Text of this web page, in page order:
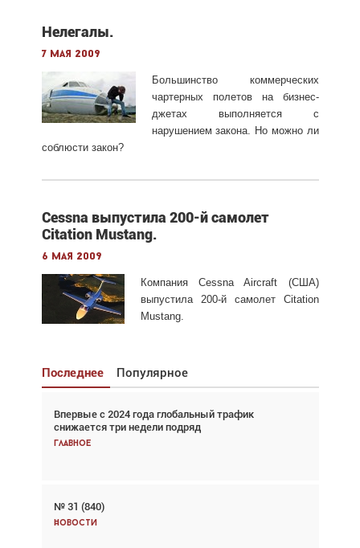
Нелегалы.
7 мая 2009
Большинство коммерческих
чартерных полетов на бизнес-
джетах выполняется с
нарушением закона. Но можно ли
соблюсти закон?
Cessna выпустила 200-й самолет
Citation Mustang.
6 мая 2009
Компания Cessna Aircraft (США)
выпустила 200-й самолет Citation
Mustang.
Последнее Популярное
Впервые с 2024 года глобальный трафик
снижается три недели подряд
Главное
№ 31 (840)
Новости
Взгляд с высоты: тандем вертолётов и БПЛА в
спасательных операциях
Главное
Авиационный фотограф Дэйв Кох: «Фотография
говорит сама за себя... а ИИ всё портит»